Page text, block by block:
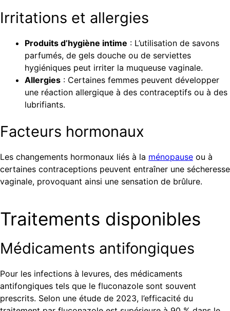
Irritations et allergies
Produits d’hygiène intime : L’utilisation de savons
parfumés, de gels douche ou de serviettes
hygiéniques peut irriter la muqueuse vaginale.
Allergies : Certaines femmes peuvent développer
une réaction allergique à des contraceptifs ou à des
lubrifiants.
Facteurs hormonaux
Les changements hormonaux liés à la ménopause ou à
certaines contraceptions peuvent entraîner une sécheresse
vaginale, provoquant ainsi une sensation de brûlure.
Traitements disponibles
Médicaments antifongiques
Pour les infections à levures, des médicaments
antifongiques tels que le fluconazole sont souvent
prescrits. Selon une étude de 2023, l’efficacité du